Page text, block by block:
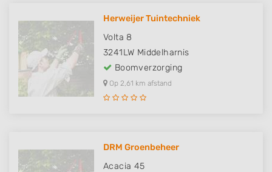
Herweijer Tuintechniek
Volta 8
3241LW Middelharnis
Boomverzorging
Op 2,61 km afstand
DRM Groenbeheer
Acacia 45